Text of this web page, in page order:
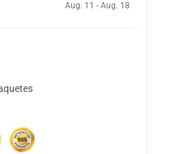
Aug. 11 - Aug. 18